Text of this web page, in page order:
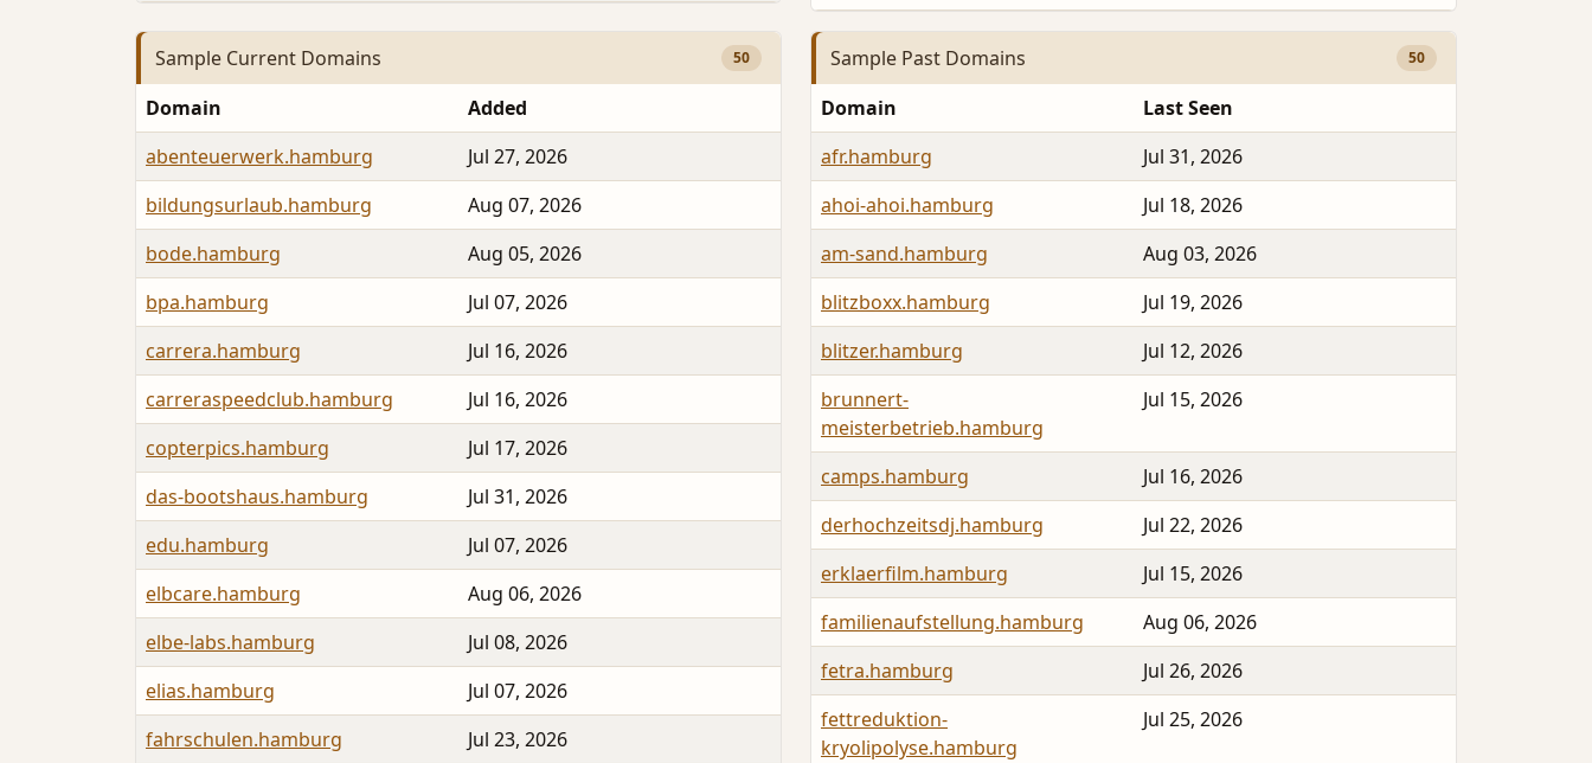
Sample Current Domains 50
Domain
Added
abenteuerwerk.hamburg
Jul 27, 2026
bildungsurlaub.hamburg
Aug 07, 2026
bode.hamburg
Aug 05, 2026
bpa.hamburg
Jul 07, 2026
carrera.hamburg
Jul 16, 2026
carreraspeedclub.hamburg
Jul 16, 2026
copterpics.hamburg
Jul 17, 2026
das-bootshaus.hamburg
Jul 31, 2026
edu.hamburg
Jul 07, 2026
elbcare.hamburg
Aug 06, 2026
elbe-labs.hamburg
Jul 08, 2026
elias.hamburg
Jul 07, 2026
fahrschulen.hamburg
Jul 23, 2026
Sample Past Domains 50
Domain
Last Seen
afr.hamburg
Jul 31, 2026
ahoi-ahoi.hamburg
Jul 18, 2026
am-sand.hamburg
Aug 03, 2026
blitzboxx.hamburg
Jul 19, 2026
blitzer.hamburg
Jul 12, 2026
brunnert-
meisterbetrieb.hamburg
Jul 15, 2026
camps.hamburg
Jul 16, 2026
derhochzeitsdj.hamburg
Jul 22, 2026
erklaerfilm.hamburg
Jul 15, 2026
familienaufstellung.hamburg
Aug 06, 2026
fetra.hamburg
Jul 26, 2026
fettreduktion-
kryolipolyse.hamburg
Jul 25, 2026